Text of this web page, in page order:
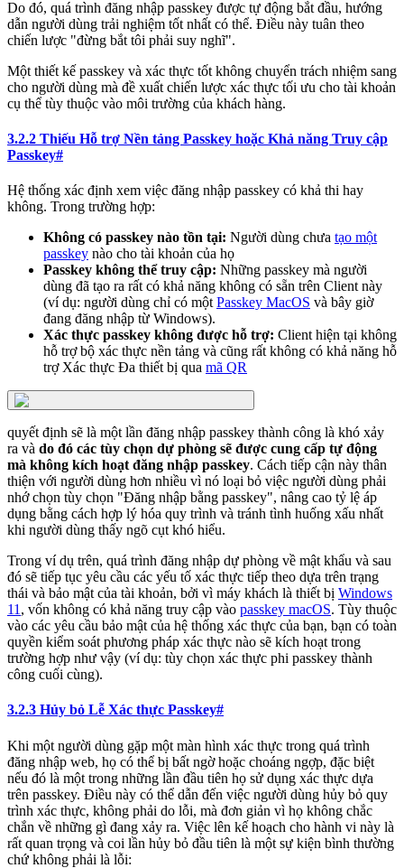
Do đó, quá trình đăng nhập passkey được tự động bắt đầu, hướng
dẫn người dùng trải nghiệm tốt nhất có thể. Điều này tuân theo
chiến lược "đừng bắt tôi phải suy nghĩ".
Một thiết kế passkey và xác thực tốt không chuyển trách nhiệm sang
cho người dùng mà đề xuất chiến lược xác thực tối ưu cho tài khoản
cụ thể tùy thuộc vào môi trường của khách hàng.
3.2.2 Thiếu Hỗ trợ Nền tảng Passkey hoặc Khả năng Truy cập
Passkey#
Hệ thống xác định xem việc đăng nhập passkey có khả thi hay
không. Trong trường hợp:
Không có passkey nào tồn tại: Người dùng chưa tạo một
passkey nào cho tài khoản của họ
Passkey không thể truy cập: Những passkey mà người
dùng đã tạo ra rất có khả năng không có sẵn trên Client này
(ví dụ: người dùng chỉ có một Passkey MacOS và bây giờ
đang đăng nhập từ Windows).
Xác thực passkey không được hỗ trợ: Client hiện tại không
hỗ trợ bộ xác thực nền tảng và cũng rất không có khả năng hỗ
trợ Xác thực Đa thiết bị qua mã QR
quyết định sẽ là một lần đăng nhập passkey thành công là khó xảy
ra và do đó các tùy chọn dự phòng sẽ được cung cấp tự động
mà không kích hoạt đăng nhập passkey. Cách tiếp cận này thân
thiện với người dùng hơn nhiều vì nó loại bỏ việc người dùng phải
nhớ chọn tùy chọn "Đăng nhập bằng passkey", nâng cao tỷ lệ áp
dụng bằng cách hợp lý hóa quy trình và tránh tình huống xấu nhất
khi người dùng thấy ngõ cụt khó hiểu.
Trong ví dụ trên, quá trình đăng nhập dự phòng về mật khẩu và sau
đó sẽ tiếp tục yêu cầu các yếu tố xác thực tiếp theo dựa trên trạng
thái và bảo mật của tài khoản, bởi vì máy khách là thiết bị Windows
11 , vốn không có khả năng truy cập vào passkey macOS. Tùy thuộc
vào các yêu cầu bảo mật của hệ thống xác thực của bạn, bạn có toàn
quyền kiểm soát phương pháp xác thực nào sẽ kích hoạt trong
trường hợp như vậy (ví dụ: tùy chọn xác thực phi passkey thành
công cuối cùng).
3.2.3 Hủy bỏ Lễ Xác thực Passkey#
Khi một người dùng gặp một màn hình xác thực trong quá trình
đăng nhập web, họ có thể bị bất ngờ hoặc choáng ngợp, đặc biệt
nếu đó là một trong những lần đầu tiên họ sử dụng xác thực dựa
trên passkey. Điều này có thể dẫn đến việc người dùng hủy bỏ quy
trình xác thực, không phải do lỗi, mà đơn giản vì họ không chắc
chắn về những gì đang xảy ra. Việc lên kế hoạch cho hành vi này là
rất quan trọng và coi lần hủy bỏ đầu tiên là một sự kiện bình thường
chứ không phải là lỗi: